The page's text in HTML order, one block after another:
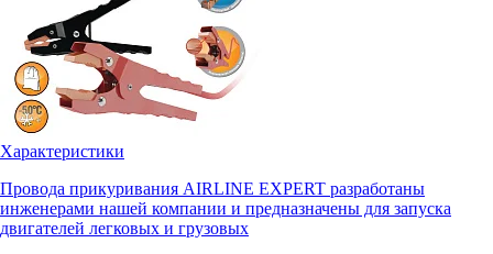
Характеристики
Провода прикуривания AIRLINE EXPERT разработаны
инженерами нашей компании и предназначены для запуска
двигателей легковых и грузовых